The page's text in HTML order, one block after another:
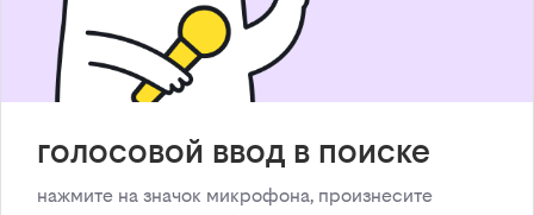
голосовой ввод в поиске
нажмите на значок микрофона, произнесите